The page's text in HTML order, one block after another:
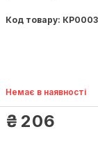
Код товару:
Немає в наявності
₴ 206